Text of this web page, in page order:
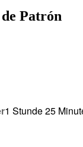
Patrón
1 Stun­de 25